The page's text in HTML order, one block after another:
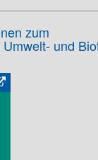
zum
und